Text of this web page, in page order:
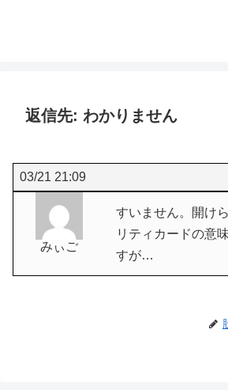
返信先: わかりません
03/21 21:09
みぃご
すいません。開け
リティカードの意
すが…